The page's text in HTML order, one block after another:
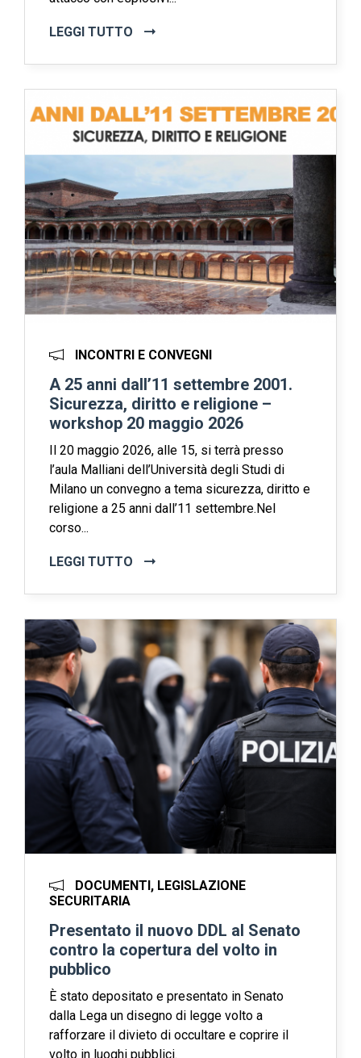
LEGGI TUTTO
INCONTRI E CONVEGNI
A 25 anni dall’11 settembre 2001.
Sicurezza, diritto e religione –
workshop 20 maggio 2026
Il 20 maggio 2026, alle 15, si terrà presso
l’aula Malliani dell’Università degli Studi di
Milano un convegno a tema sicurezza, diritto e
religione a 25 anni dall’11 settembre.Nel
corso...
LEGGI TUTTO
DOCUMENTI, LEGISLAZIONE
SECURITARIA
Presentato il nuovo DDL al Senato
contro la copertura del volto in
pubblico
È stato depositato e presentato in Senato
dalla Lega un disegno di legge volto a
rafforzare il divieto di occultare e coprire il
volto in luoghi pubblici.